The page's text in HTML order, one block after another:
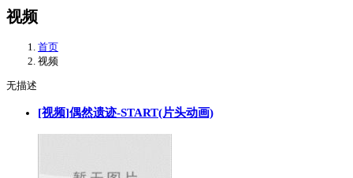
视频
首页
视频
无描述
[视频]偶然遗迹-START(片头动画)